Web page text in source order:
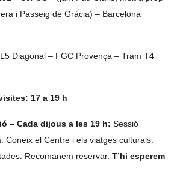
i Passeig de Gràcia) – Barcelona
Diagonal – FGC Provença – Tram T4
17 a 19 h
– Cada dijous a les 19 h: Sessió
Coneix el Centre i els viatges culturals.
Recomanem reservar. T’hi esperem